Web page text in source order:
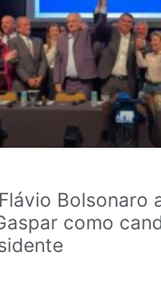
Bolsonaro
como